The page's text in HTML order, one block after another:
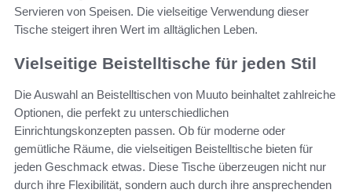
Servieren von Speisen. Die vielseitige Verwendung dieser
Tische steigert ihren Wert im alltäglichen Leben.
Vielseitige Beistelltische für jeden Stil
Die Auswahl an Beistelltischen von Muuto beinhaltet zahlreiche
Optionen, die perfekt zu unterschiedlichen
Einrichtungskonzepten passen. Ob für moderne oder
gemütliche Räume, die vielseitigen Beistelltische bieten für
jeden Geschmack etwas. Diese Tische überzeugen nicht nur
durch ihre Flexibilität, sondern auch durch ihre ansprechenden